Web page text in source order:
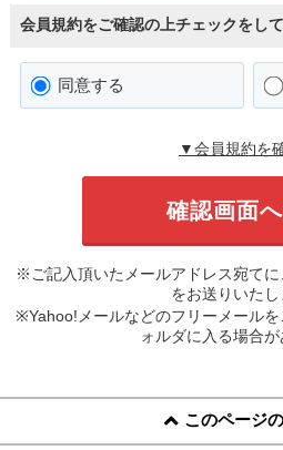
会員規約をご確認の上チェックをし
同意する
▼会員規約を
※ご記入頂いたメールアドレス宛て
をお送りいたし
※Yahoo!メールなどのフリーメール
ォルダに入る場合が
このページ